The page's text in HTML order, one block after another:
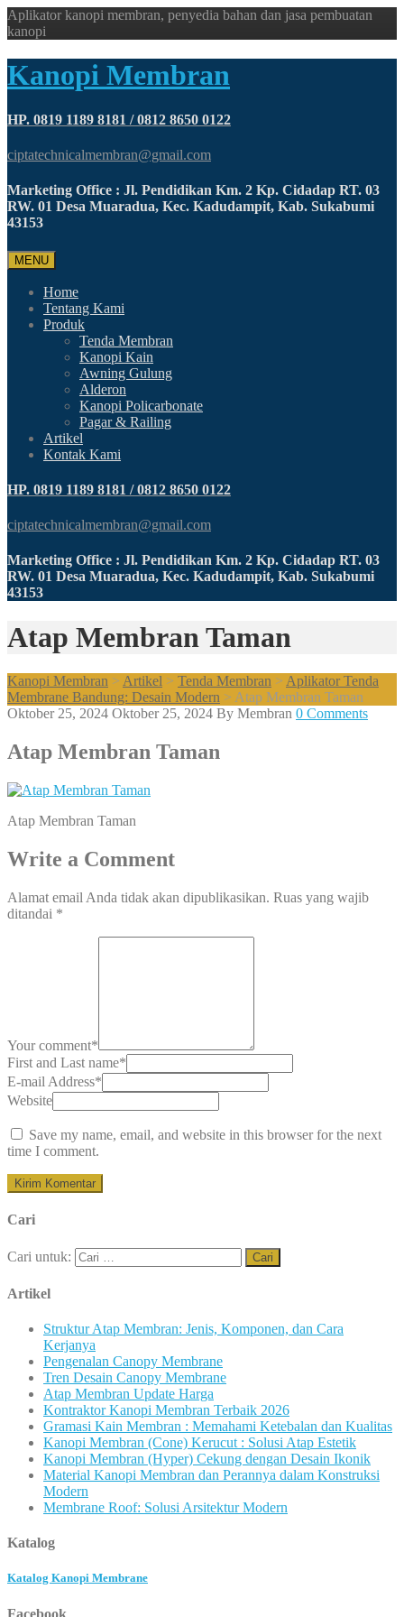
Aplikator kanopi membran, penyedia bahan dan jasa pembuatan
kanopi
Kanopi Membran
HP. 0819 1189 8181 / 0812 8650 0122
ciptatechnicalmembran@gmail.com
Marketing Office : Jl. Pendidikan Km. 2 Kp. Cidadap RT. 03
RW. 01 Desa Muaradua, Kec. Kadudampit, Kab. Sukabumi
43153
MENU
Home
Tentang Kami
Produk
Tenda Membran
Kanopi Kain
Awning Gulung
Alderon
Kanopi Policarbonate
Pagar & Railing
Artikel
Kontak Kami
HP. 0819 1189 8181 / 0812 8650 0122
ciptatechnicalmembran@gmail.com
Marketing Office : Jl. Pendidikan Km. 2 Kp. Cidadap RT. 03
RW. 01 Desa Muaradua, Kec. Kadudampit, Kab. Sukabumi
43153
Atap Membran Taman
Kanopi Membran > Artikel > Tenda Membran > Aplikator Tenda
Membrane Bandung: Desain Modern > Atap Membran Taman
Oktober 25, 2024 Oktober 25, 2024 By Membran 0 Comments
Atap Membran Taman
Atap Membran Taman
Write a Comment
Alamat email Anda tidak akan dipublikasikan. Ruas yang wajib
ditandai *
Your comment*
First and Last name*
E-mail Address*
Website
Save my name, email, and website in this browser for the next
time I comment.
Cari
Cari untuk:
Artikel
Struktur Atap Membran: Jenis, Komponen, dan Cara
Kerjanya
Pengenalan Canopy Membrane
Tren Desain Canopy Membrane
Atap Membran Update Harga
Kontraktor Kanopi Membran Terbaik 2026
Gramasi Kain Membran : Memahami Ketebalan dan Kualitas
Kanopi Membran (Cone) Kerucut : Solusi Atap Estetik
Kanopi Membran (Hyper) Cekung dengan Desain Ikonik
Material Kanopi Membran dan Perannya dalam Konstruksi
Modern
Membrane Roof: Solusi Arsitektur Modern
Katalog
Katalog Kanopi Membrane
Facebook